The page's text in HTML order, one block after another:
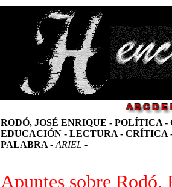
RODÓ, JOSÉ ENRIQUE - POLÍTICA -
EDUCACIÓN - LECTURA - CRÍTICA
PALABRA - ARIEL -
Apuntes sobre